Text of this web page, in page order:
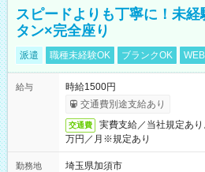
スピードよりも丁寧に！未
タン×完全座り
派遣 職種未経験OK ブランクOK
給与
時給1500円
交通費別途支給あり
交通費
実費支給／当社規定あ
万円／月※規定あり
勤務地
埼玉県加須市